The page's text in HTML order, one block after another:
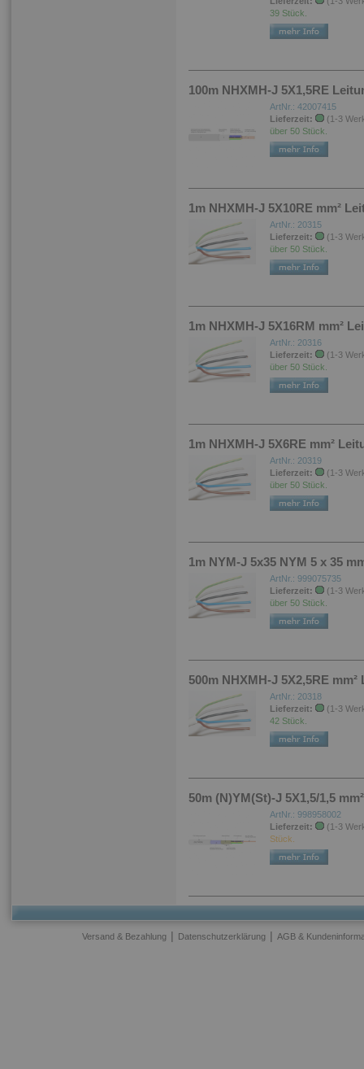
39 Stück.
100m NHXMH-J 5X1,5RE
ArtNr.: 42007415
Lieferzeit:
(1-3
über 50 Stück.
1m NHXMH-J 5X10RE mm²
ArtNr.: 20315
Lieferzeit:
(1-3
über 50 Stück.
1m NHXMH-J 5X16RM mm²
ArtNr.: 20316
Lieferzeit:
(1-3
über 50 Stück.
1m NHXMH-J 5X6RE mm²
ArtNr.: 20319
Lieferzeit:
(1-3
über 50 Stück.
1m NYM-J 5x35 NYM 5 x 35
ArtNr.: 999075735
Lieferzeit:
(1-3
über 50 Stück.
500m NHXMH-J 5X2,5RE
ArtNr.: 20318
Lieferzeit:
(1-3
42 Stück.
50m (N)YM(St)-J 5X1,5/1,5
ArtNr.: 998958002
Lieferzeit:
(1-3
Stück.
Versand & Bezahlung | Datenschutzerklärung | AGB &